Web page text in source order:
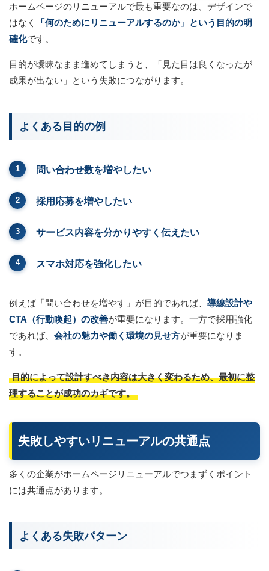
ホームページのリニューアルで最も重要なのは、デザインで
はなく
「何のためにリニューアルするのか」という目的の明
確化です。
目的が曖昧なまま進めてしまうと、「見た目は良くなったが
成果が出ない」という失敗につながります。
よくある目的の例
問い合わせ数を増やしたい
採用応募を増やしたい
サービス内容を分かりやすく伝えたい
スマホ対応を強化したい
例えば「問い合わせを増やす」が目的であれば、 導線設計や
CTA（行動喚起）の改善が重要になります。一方で採用強化
であれば、 会社の魅力や働く環境の見せ方が重要になりま
す。
目的によって設計すべき内容は大きく変わるため、最初に整
理することが成功のカギです。
失敗しやすいリニューアルの共通点
多くの企業がホームページリニューアルでつまずくポイント
には共通点があります。
よくある失敗パターン